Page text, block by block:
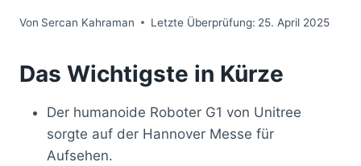
Von Sercan Kahraman Letzte Überprüfung: 25. April 2025
Das Wichtigste in Kürze
Der humanoide Roboter G1 von Unitree
sorgte auf der Hannover Messe für
Aufsehen.